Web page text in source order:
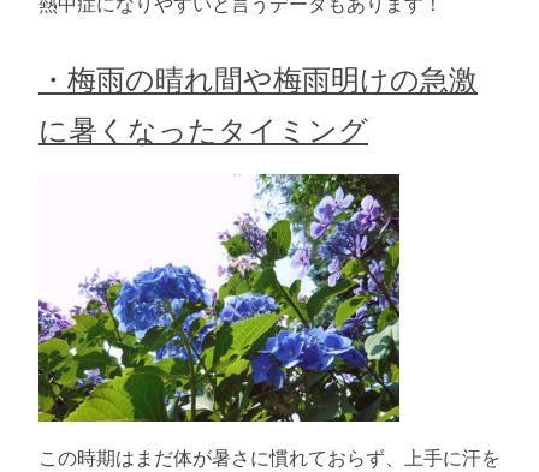
・梅雨の晴れ間や梅雨明けの急激
に暑くなったタイミング
この時期はまだ体が暑さに慣れておらず、上手に汗を